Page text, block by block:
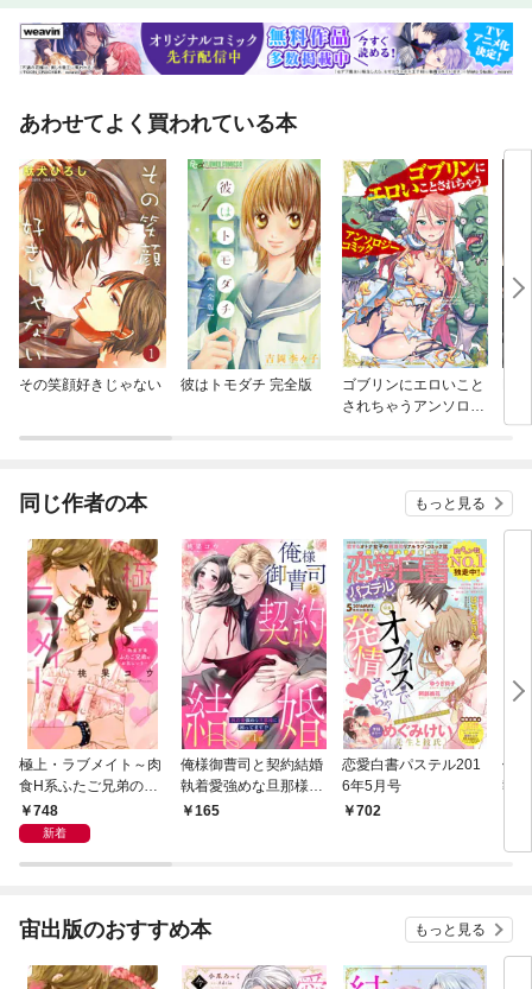
あわせてよく買われている本
その笑顔好きじゃない 彼はトモダチ 完全版
ゴブリンにエロいこと
されちゃうアンソロジ
同じ作者の本 もっと見る
極上・ラブメイト～肉
食H系ふたご兄弟のお
気にいり～
748
新着
俺様御曹司と契約結婚
執着愛強めな旦那様に
困ってます！？【単話
165
恋愛白書パステル201
6年5月号
702
俺
執
き】
宙出版のおすすめ本 もっと見る